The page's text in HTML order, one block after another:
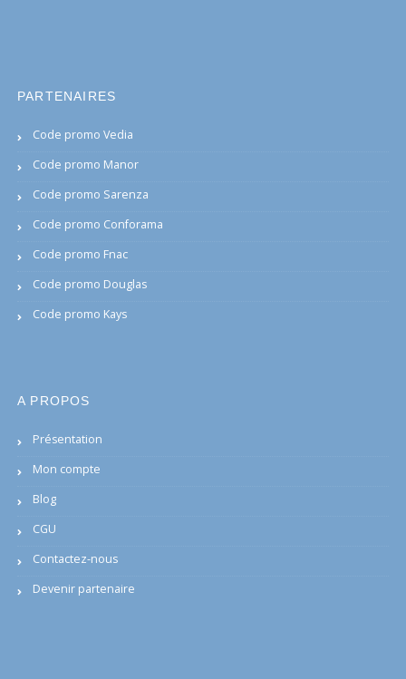
PARTENAIRES
Code promo Vedia
Code promo Manor
Code promo Sarenza
Code promo Conforama
Code promo Fnac
Code promo Douglas
Code promo Kays
A PROPOS
Présentation
Mon compte
Blog
CGU
Contactez-nous
Devenir partenaire